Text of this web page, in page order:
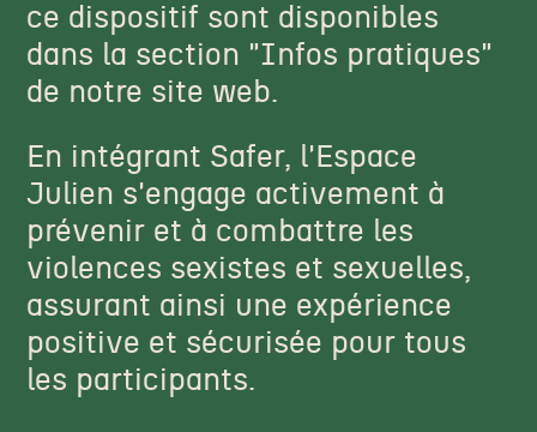
ce dispositif sont disponibles
dans la section "Infos pratiques"
de notre site web.
En intégrant Safer, l'Espace
Julien s'engage activement à
prévenir et à combattre les
violences sexistes et sexuelles,
assurant ainsi une expérience
positive et sécurisée pour tous
les participants.